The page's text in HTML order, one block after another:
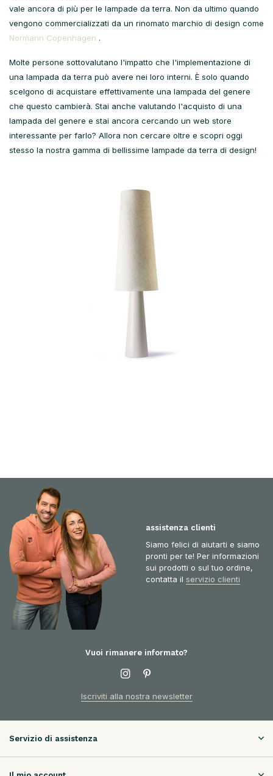
vale ancora di più per le lampade da terra. Non da ultimo quando
vengono commercializzati da un rinomato marchio di design come
Normann Copenhagen .
Molte persone sottovalutano l'impatto che l'implementazione di
una lampada da terra può avere nei loro interni. È solo quando
scelgono di acquistare effettivamente una lampada del genere
che questo cambierà. Stai anche valutando l'acquisto di una
lampada del genere e stai ancora cercando un web store
interessante per farlo? Allora non cercare oltre e scopri oggi
stesso la nostra gamma di bellissime lampade da terra di design!
assistenza clienti
Siamo felici di aiutarti e siamo
pronti per te! Per informazioni
sui prodotti o sul tuo ordine,
contatta il servizio clienti
Vuoi rimanere informato?
Iscriviti alla nostra newsletter
Servizio di assistenza